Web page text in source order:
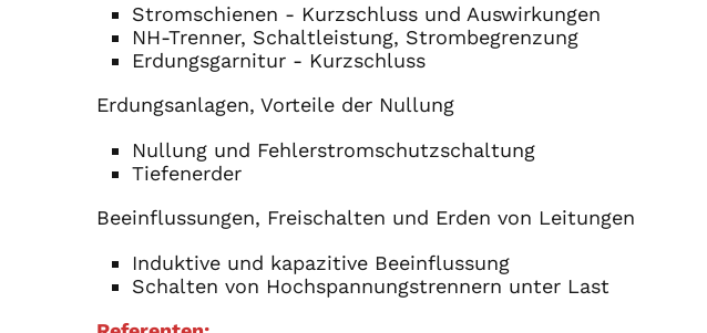
Stromschienen - Kurzschluss und Auswirkungen
NH-Trenner, Schaltleistung, Strombegrenzung
Erdungsgarnitur - Kurzschluss
Erdungsanlagen, Vorteile der Nullung
Nullung und Fehlerstromschutzschaltung
Tiefenerder
Beeinflussungen, Freischalten und Erden von Leitungen
Induktive und kapazitive Beeinflussung
Schalten von Hochspannungstrennern unter Last